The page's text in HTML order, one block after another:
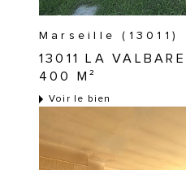
Marseille (13011)
13011 LA
400 M²
Voir le bien